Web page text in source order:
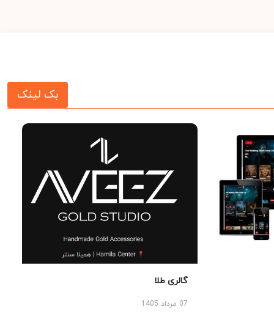
بک لینک
گالری طلا
07 مرداد 1405